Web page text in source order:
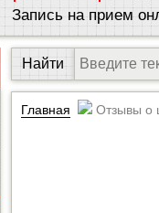
Запись на прием
Главная Отзывы о